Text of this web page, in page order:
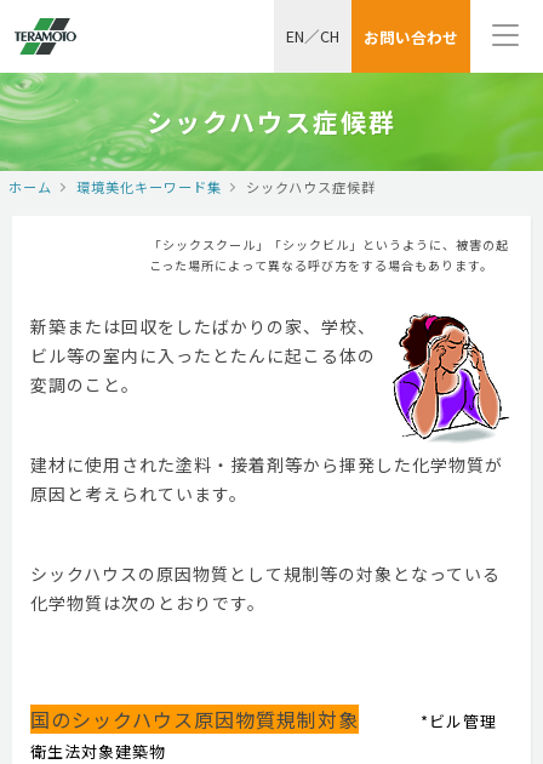
お問い合わせ
EN／CH
シックハウス症候群
ホーム 環境美化キーワード集 シックハウス症候群
「シックスクール」「シックビル」というように、被害の起
こった場所によって異なる呼び方をする場合もあります。
新築または回収をしたばかりの家、学校、
ビル等の室内に入ったとたんに起こる体の
変調のこと。
建材に使用された塗料・接着剤等から揮発した化学物質が
原因と考えられています。
シックハウスの原因物質として規制等の対象となっている
化学物質は次のとおりです。
国のシックハウス原因物質規制対象
*ビル管理
衛生法対象建築物